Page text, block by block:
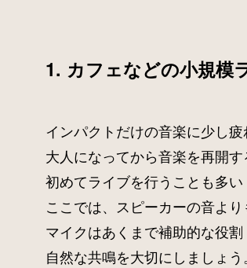
1. カフェなどの小規模
インパクトだけの音楽に少し疲
大人になってから音楽を再開す
初めてライブを行うことも多い
ここでは、スピーカーの音よ
マイクはあくまで補助的な役割
自然な共鳴を大切にしましょう。